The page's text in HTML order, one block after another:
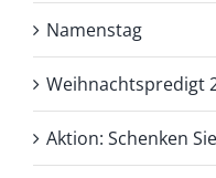
Namenstag
Weihnachtspredigt
Aktion: Schenken